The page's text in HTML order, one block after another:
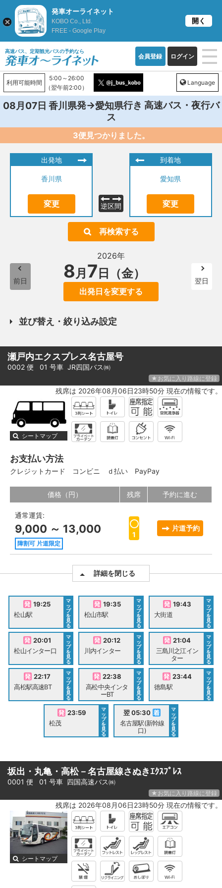
高速バス、定期観光バスの予約なら
会員登録 ログイン
利用可能時間
5:00～26:00
（翌午前2:00）
Language
08月07日 香川県発→愛知県行き 高速バス・夜行バ
ス
3便見つかりました。
出発地
香川県
変更 逆区間
到着地
愛知県
変更
再検索する
前日
2026年
8月 7 日（金）
出発日を変更する
翌日
並び替え・絞り込み設定
瀬戸内エクスプレス名古屋号
0002 便 01 号車 JR四国バス㈱
★お気に入り路線に登録
残席は 2026年08月06日23時50分 現在の情報です。
シートマップ
お支払い方法
クレジットカード コンビニ ｄ払い PayPay
価格（円） 残席 予約に進む
通常運賃:
9,000 ～ 13,000
障割可 片道限定
1
片道予約
詳細を閉じる
19:25
松山駅
マ
ッ
プ
を
見
る
19:35
松山市駅
マ
ッ
プ
を
見
る
19:43
大街道
マ
ッ
プ
を
見
る
20:01
松山インター口
マ
ッ
プ
を
見
る
20:12
川内インター
マ
ッ
プ
を
見
る
21:04
三島川之江イン
ター
マ
ッ
プ
を
見
る
22:17
高松駅高速BT
マ
ッ
プ
を
見
る
22:38
高松中央インタ
ーBT
マ
ッ
プ
を
見
る
23:44
徳島駅
マ
ッ
プ
を
見
る
23:59
松茂
マ
ッ
プ
を
見
る
翌 05:30
名古屋駅(新幹線
口)
マ
ッ
プ
を
見
る
坂出・丸亀・高松－名古屋線さぬきｴｸｽﾌﾟﾚｽ
0001 便 01 号車 四国高速バス㈱
★お気に入り路線に登録
残席は 2026年08月06日23時50分 現在の情報です。
シートマップ
発車オーライネット
KOBO Co., Ltd.
FREE - Google Play
開く